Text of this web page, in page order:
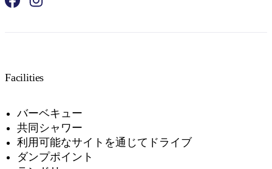
Facilities
バーベキュー
共同シャワー
利用可能なサイトを通じてドライブ
ダンプポイント